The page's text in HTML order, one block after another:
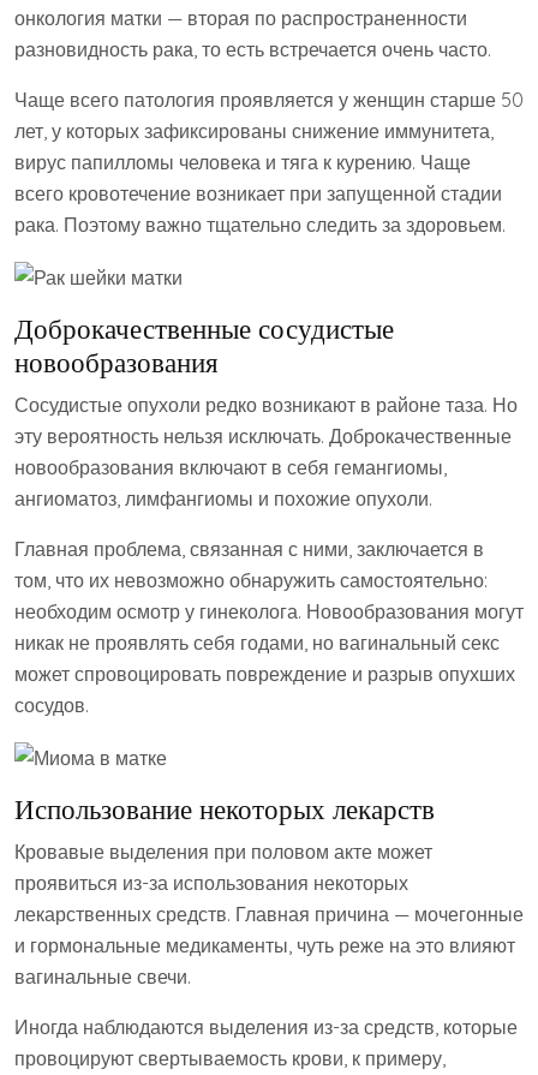
онкология матки — вторая по распространенности
разновидность рака, то есть встречается очень часто.
Чаще всего патология проявляется у женщин старше 50
лет, у которых зафиксированы снижение иммунитета,
вирус папилломы человека и тяга к курению. Чаще
всего кровотечение возникает при запущенной стадии
рака. Поэтому важно тщательно следить за здоровьем.
Доброкачественные сосудистые
новообразования
Сосудистые опухоли редко возникают в районе таза. Но
эту вероятность нельзя исключать. Доброкачественные
новообразования включают в себя гемангиомы,
ангиоматоз, лимфангиомы и похожие опухоли.
Главная проблема, связанная с ними, заключается в
том, что их невозможно обнаружить самостоятельно:
необходим осмотр у гинеколога. Новообразования могут
никак не проявлять себя годами, но вагинальный секс
может спровоцировать повреждение и разрыв опухших
сосудов.
Использование некоторых лекарств
Кровавые выделения при половом акте может
проявиться из-за использования некоторых
лекарственных средств. Главная причина — мочегонные
и гормональные медикаменты, чуть реже на это влияют
вагинальные свечи.
Иногда наблюдаются выделения из-за средств, которые
провоцируют свертываемость крови, к примеру,